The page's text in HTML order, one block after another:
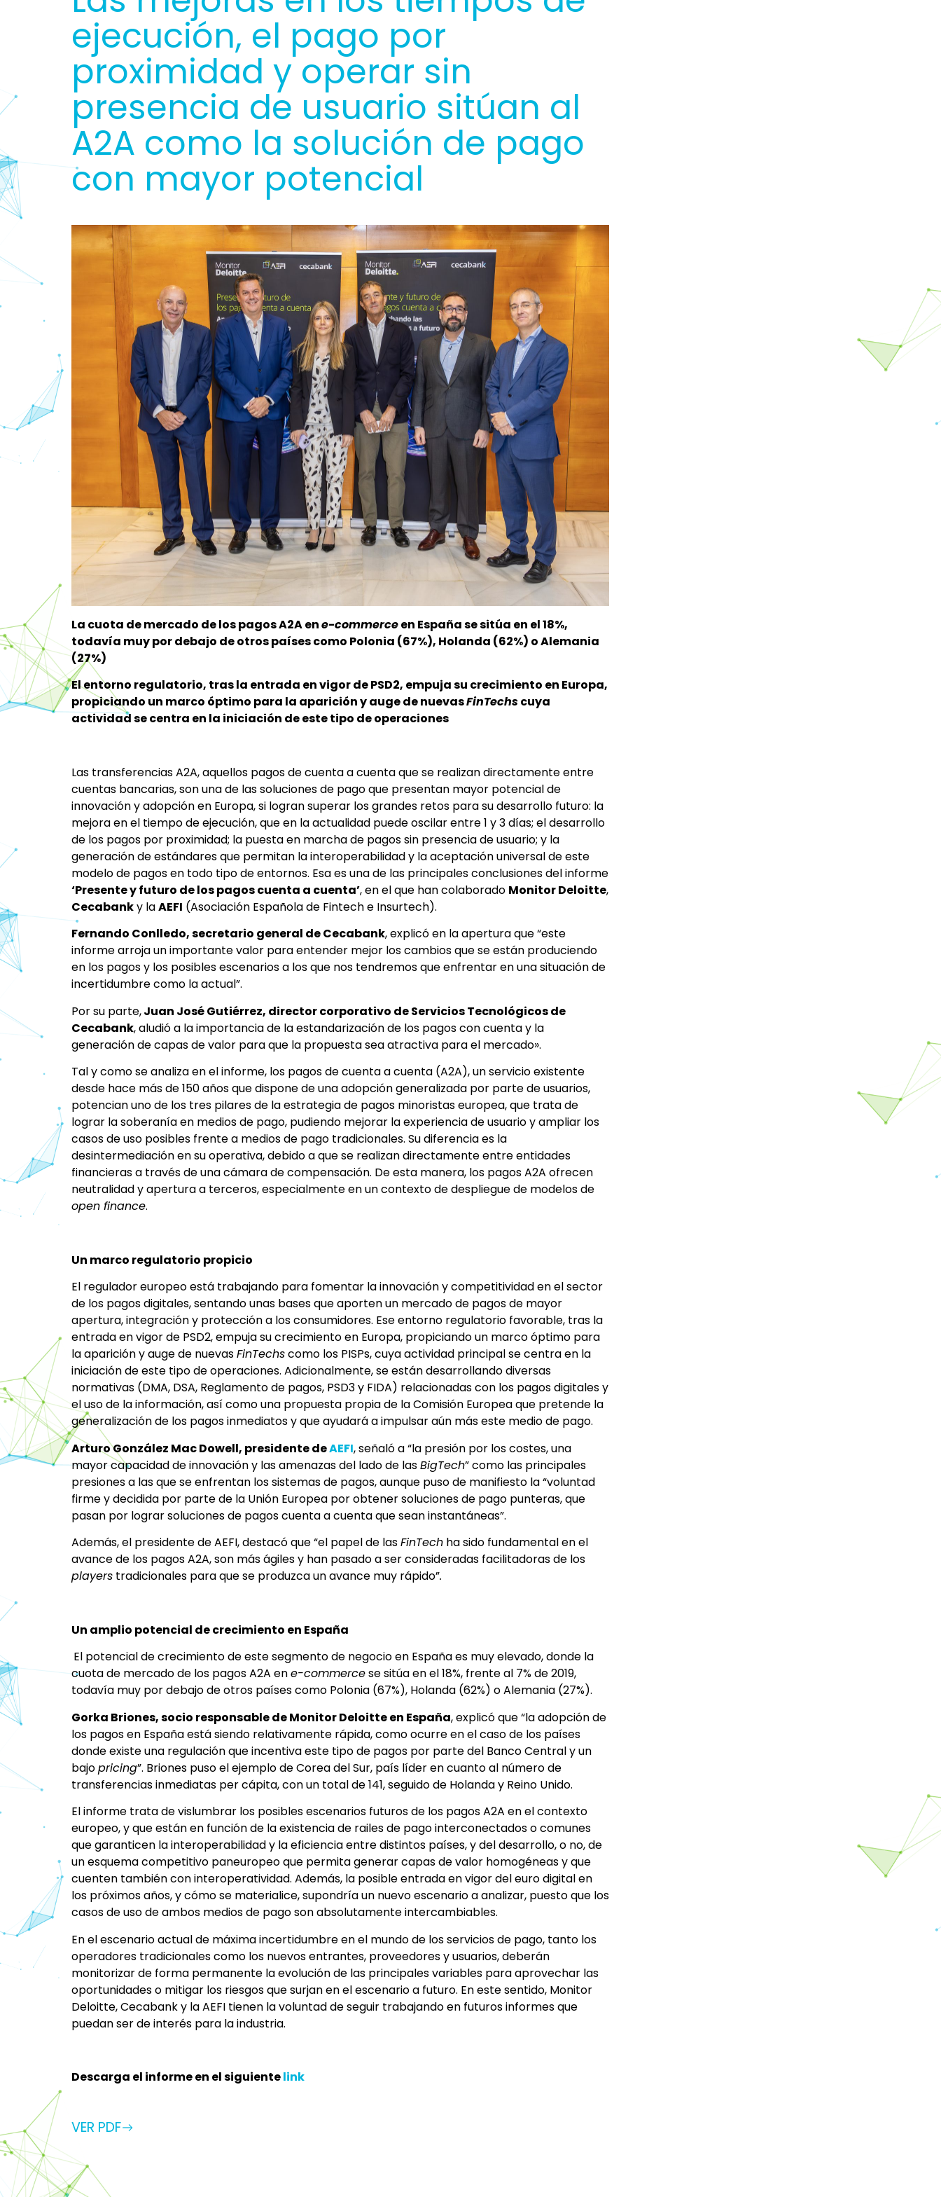
ejecución, el pago por
proximidad y operar sin
presencia de usuario sitúan al
A2A como la solución de pago
con mayor potencial
La cuota de mercado de los pagos A2A ene-commerceen España se sitúa en el 18%,
todavía muy por debajo de otros países como Polonia (67%), Holanda (62%) o Alemania
(27%)
El entorno regulatorio, tras la entrada en vigor de PSD2, empuja su crecimiento en Europa,
propiciando un marco óptimo para la aparición y auge de nuevasFinTechscuya
actividad se centra en la iniciación de este tipo de operaciones
Las transferencias A2A, aquellos pagos de cuenta a cuenta que se realizan directamente entre
cuentas bancarias, son una de las soluciones de pago que presentan mayor potencial de
innovación y adopción en Europa, si logran superar los grandes retos para su desarrollo futuro: la
mejora en el tiempo de ejecución, que en la actualidad puede oscilar entre 1 y 3 días; el desarrollo
de los pagos por proximidad; la puesta en marcha de pagos sin presencia de usuario; y la
generación de estándares que permitan la interoperabilidad y la aceptación universal de este
modelo de pagos en todo tipo de entornos. Esa es una de las principales conclusiones del informe
‘Presente y futuro de los pagos cuenta a cuenta’, en el que han colaborado Monitor Deloitte,
Cecabanky laAEFI (Asociación Española de Fintech e Insurtech).
Fernando Conlledo, secretario general de Cecabank, explicó en la apertura que “este
informe arroja un importante valor para entender mejor los cambios que se están produciendo
en los pagos y los posibles escenarios a los que nos tendremos que enfrentar en una situación de
incertidumbre como la actual”.
Por su parte,Juan José Gutiérrez, director corporativo de Servicios Tecnológicos de
Cecabank, aludió a la importancia de la estandarización de los pagos con cuenta y la
generación de capas de valor para que la propuesta sea atractiva para el mercado».
Tal y como se analiza en el informe, los pagos de cuenta a cuenta (A2A), un servicio existente
desde hace más de 150 años que dispone de una adopción generalizada por parte de usuarios,
potencian uno de los tres pilares de la estrategia de pagos minoristas europea, que trata de
lograr la soberanía en medios de pago, pudiendo mejorar la experiencia de usuario y ampliar los
casos de uso posibles frente a medios de pago tradicionales. Su diferencia es la
desintermediación en su operativa, debido a que se realizan directamente entre entidades
financieras a través de una cámara de compensación. De esta manera, los pagos A2A ofrecen
neutralidad y apertura a terceros, especialmente en un contexto de despliegue de modelos de
open finance.
Un marco regulatorio propicio
El regulador europeo está trabajando para fomentar la innovación y competitividad en el sector
de los pagos digitales, sentando unas bases que aporten un mercado de pagos de mayor
apertura, integración y protección a los consumidores. Ese entorno regulatorio favorable, tras la
entrada en vigor de PSD2, empuja su crecimiento en Europa, propiciando un marco óptimo para
la aparición y auge de nuevasFinTechscomo los PISPs, cuya actividad principal se centra en la
iniciación de este tipo de operaciones. Adicionalmente, se están desarrollando diversas
normativas (DMA, DSA, Reglamento de pagos, PSD3 y FIDA) relacionadas con los pagos digitales y
el uso de la información, así como una propuesta propia de la Comisión Europea que pretende la
generalización de los pagos inmediatos y que ayudará a impulsar aún más este medio de pago.
Arturo González Mac Dowell, presidente deAEFI, señaló a “la presión por los costes, una
mayor capacidad de innovación y las amenazas del lado de lasBigTech” como las principales
presiones a las que se enfrentan los sistemas de pagos, aunque puso de manifiesto la “voluntad
firme y decidida por parte de la Unión Europea por obtener soluciones de pago punteras, que
pasan por lograr soluciones de pagos cuenta a cuenta que sean instantáneas”.
Además, el presidente de AEFI, destacó que “el papel de lasFinTech ha sido fundamental en el
avance de los pagos A2A, son más ágiles y han pasado a ser consideradas facilitadoras de los
players tradicionales para que se produzca un avance muy rápido”.
Un amplio potencial de crecimiento en España
El potencial de crecimiento de este segmento de negocio en España es muy elevado, donde la
cuota de mercado de los pagos A2A ene-commercese sitúa en el 18%, frente al 7% de 2019,
todavía muy por debajo de otros países como Polonia (67%), Holanda (62%) o Alemania (27%).
Gorka Briones, socio responsable de Monitor Deloitte en España, explicó que “la adopción de
los pagos en España está siendo relativamente rápida, como ocurre en el caso de los países
donde existe una regulación que incentiva este tipo de pagos por parte del Banco Central y un
bajopricing”. Briones puso el ejemplo de Corea del Sur, país líder en cuanto al número de
transferencias inmediatas per cápita, con un total de 141, seguido de Holanda y Reino Unido.
El informe trata de vislumbrar los posibles escenarios futuros de los pagos A2A en el contexto
europeo, y que están en función de la existencia de railes de pago interconectados o comunes
que garanticen la interoperabilidad y la eficiencia entre distintos países, y del desarrollo, o no, de
un esquema competitivo paneuropeo que permita generar capas de valor homogéneas y que
cuenten también con interoperatividad. Además, la posible entrada en vigor del euro digital en
los próximos años, y cómo se materialice, supondría un nuevo escenario a analizar, puesto que los
casos de uso de ambos medios de pago son absolutamente intercambiables.
En el escenario actual de máxima incertidumbre en el mundo de los servicios de pago, tanto los
operadores tradicionales como los nuevos entrantes, proveedores y usuarios, deberán
monitorizar de forma permanente la evolución de las principales variables para aprovechar las
oportunidades o mitigar los riesgos que surjan en el escenario a futuro. En este sentido, Monitor
Deloitte, Cecabank y la AEFI tienen la voluntad de seguir trabajando en futuros informes que
puedan ser de interés para la industria.
Descarga el informe en el siguientelink
VER PDF